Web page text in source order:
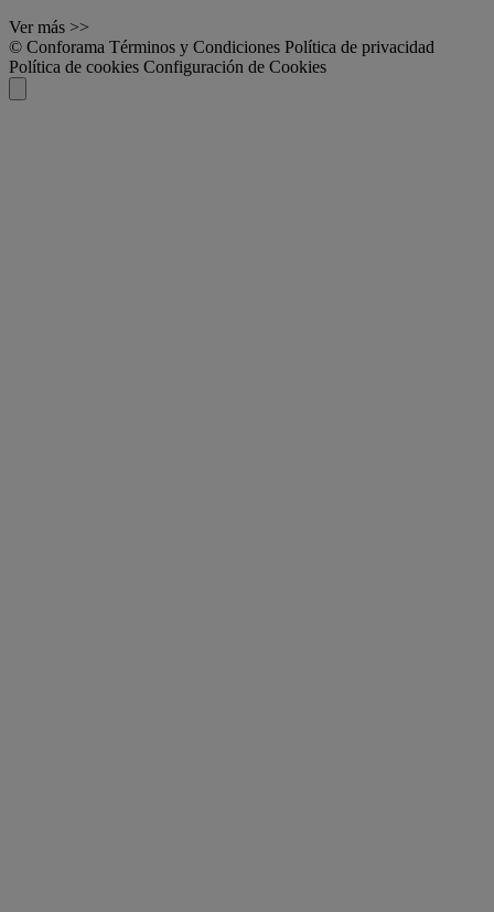
Ver más >>
© Conforama Términos y Condiciones Política de privacidad
Política de cookies Configuración de Cookies